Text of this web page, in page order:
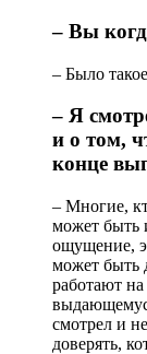
– Вы
– Было
– Я
и о том,
конце
– Многие,
может быть
ощущение,
может быть
работают
смотрел и
доверять,